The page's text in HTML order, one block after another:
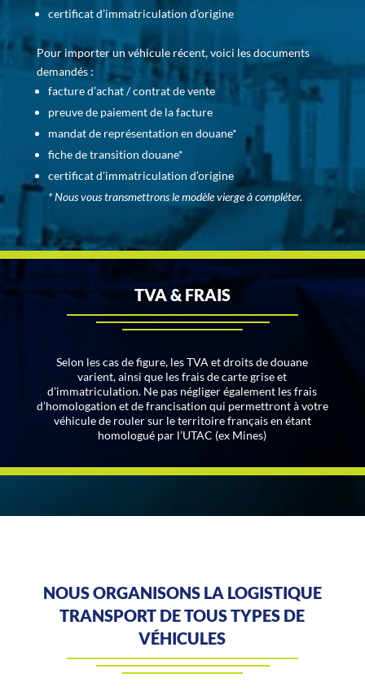
certificat d’immatriculation d’origine
Pour importer un véhicule récent, voici les documents
demandés :
facture d’achat / contrat de vente
preuve de paiement de la facture
mandat de représentation en douane*
fiche de transition douane*
certificat d’immatriculation d’origine
* Nous vous transmettrons le modèle vierge à compléter.
TVA & FRAIS
Selon les cas de figure, les TVA et droits de douane
varient, ainsi que les frais de carte grise et
d’immatriculation. Ne pas négliger également les frais
d’homologation et de francisation qui permettront à votre
véhicule de rouler sur le territoire français en étant
homologué par l’UTAC (ex Mines)
NOUS ORGANISONS LA LOGISTIQUE
TRANSPORT DE TOUS TYPES DE
VÉHICULES